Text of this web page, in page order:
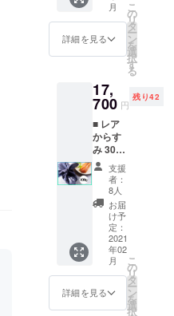
でもまだま
だ世の中に
知られてい
回っていな
いものが沢
山ありま
そして本当
に美味しく
調理されて
いないもの
す。
たちの手で
売予定
価格：
通常
9,980円
※ 消費
料込
月
詳細を見る
こ
の
リ
タ
ー
ン
を
選
択
す
る
17,
700 円
残り42
■ レア
からす
み 300g
■ 通常
21,380
→17,70
（17%
OFF） ※
50名限
定 ※ 販
売予定
価格：
通常
支援
者：
8人
お届
け予
定：
2021
年02
月
詳細を見る
こ
の
リ
タ
ー
ン
を
選
択